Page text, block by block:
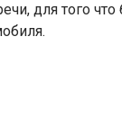
для того что